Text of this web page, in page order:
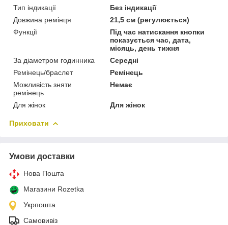
Тип індикації
Без індикації
Довжина ремінця
21,5 см (регулюється)
Функції
Під час натискання кнопки
показується час, дата,
місяць, день тижня
За діаметром годинника
Середні
Ремінець/браслет
Ремінець
Можливість зняти
ремінець
Немає
Для жінок Для жінок
Приховати
Умови доставки
Нова Пошта
Магазини Rozetka
Укрпошта
Самовивіз